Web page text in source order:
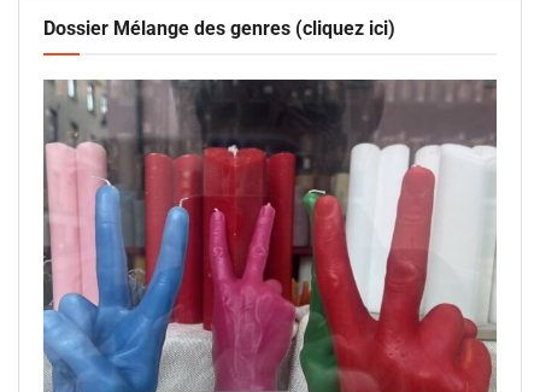
Dossier Mélange des genres (cliquez ici)